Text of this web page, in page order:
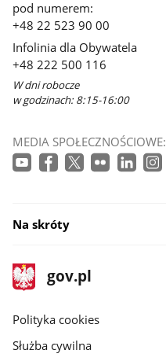
pod numerem:
+48 22 523 90 00
Infolinia dla Obywatela
+48 222 500 116
W dni robocze
w godzinach: 8:15-16:00
MEDIA SPOŁECZNOŚCIOWE:
Na skróty
stopka
gov.pl
Strona
gov.pl
gov.pl
Polityka cookies
Służba cywilna